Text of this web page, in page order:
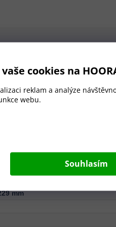
cookies na
reklam a analýze
webu.
Souhlasím
500 ml. Nevhodné pro sycené
✨
sklo, Plast (PP), Silikon
mm